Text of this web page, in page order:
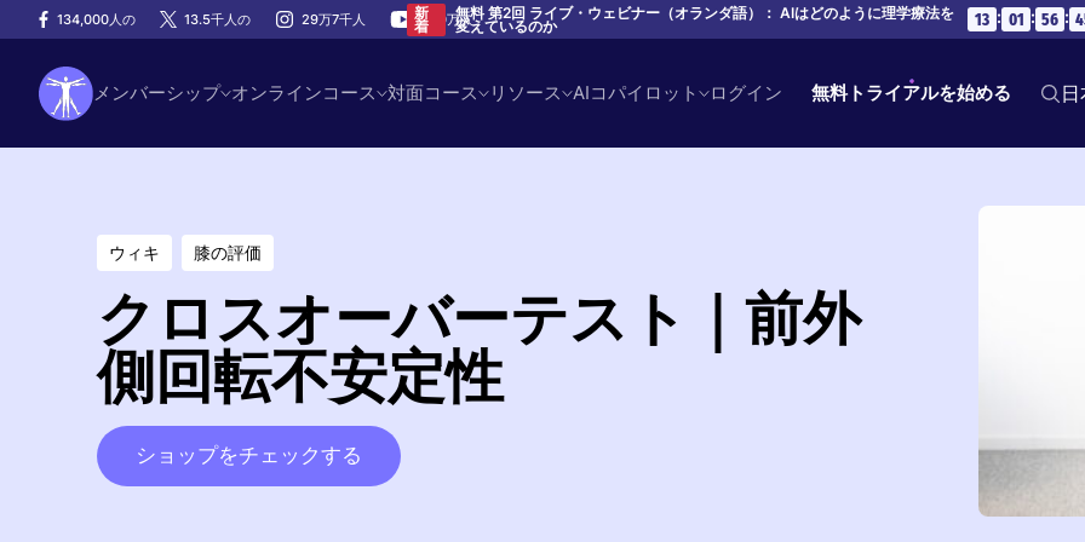
134,000人の 13.5千人の 29万7千人 100万人
新
着
無料 第2回 ライブ・ウェビナー（オランダ語）： AIはどのように理学療法を
変えているのか 13 : 01 : 56 :
メンバーシップ オンラインコース 対面コース リソース AIコパイロット ログイン 無料トライアルを始める
ウィキ 膝の評価
クロスオーバーテスト｜前外
側回転不安定性
ショップをチェックする